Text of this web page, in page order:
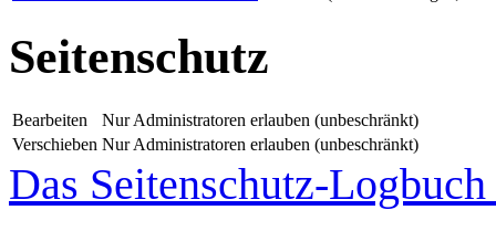
Seitenschutz
Bearbeiten
Nur Administratoren erlauben (unbeschränkt)
Verschieben Nur Administratoren erlauben (unbeschränkt)
Das Seitenschutz-